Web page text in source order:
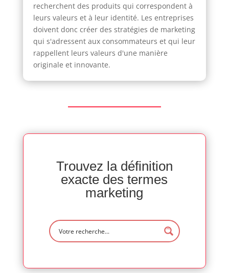
recherchent des produits qui correspondent à
leurs valeurs et à leur identité. Les entreprises
doivent donc créer des stratégies de marketing
qui s'adressent aux consommateurs et qui leur
rappellent leurs valeurs d'une manière
originale et innovante.
Trouvez la définition
exacte des termes
marketing